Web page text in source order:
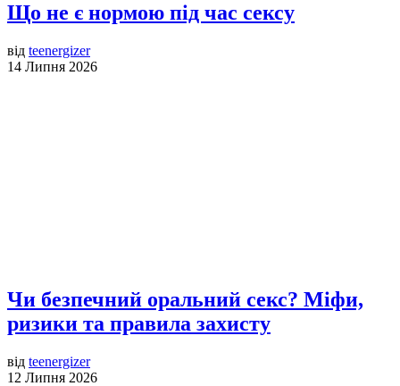
Що не є нормою під час сексу
від teenergizer
14 Липня 2026
Чи безпечний оральний секс? Міфи,
ризики та правила захисту
від teenergizer
12 Липня 2026